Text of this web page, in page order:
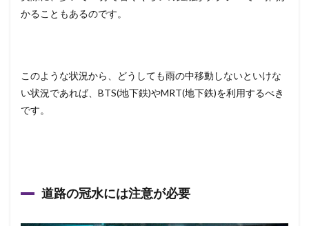
かることもあるのです。
このような状況から、どうしても雨の中移動しないといけな
い状況であれば、BTS(地下鉄)やMRT(地下鉄)を利用するべき
です。
道路の冠水には注意が必要